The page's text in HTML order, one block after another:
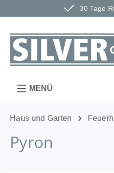
30 Tage
Zum Hauptinhalt springen
MENÜ
Haus und Garten
Pyron